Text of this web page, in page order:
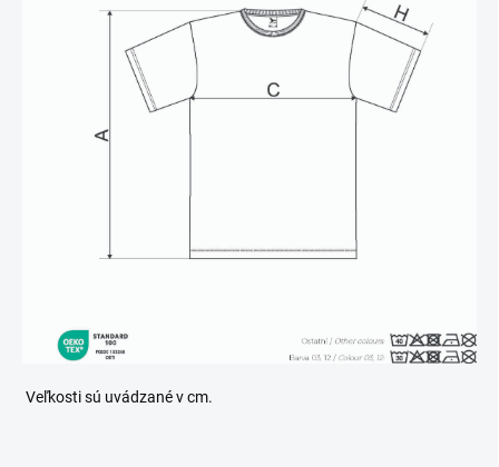
Veľkosti sú uvádzané v cm.